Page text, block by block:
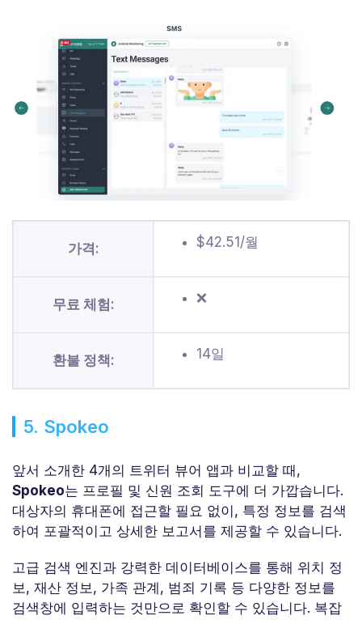
가격: $42.51/월
무료 체험: ❌
환불 정책: 14일
5. Spokeo
앞서 소개한 4개의 트위터 뷰어 앱과 비교할 때,
Spokeo는 프로필 및 신원 조회 도구에 더 가깝습니다.
대상자의 휴대폰에 접근할 필요 없이, 특정 정보를 검색
하여 포괄적이고 상세한 보고서를 제공할 수 있습니다.
고급 검색 엔진과 강력한 데이터베이스를 통해 위치 정
보, 재산 정보, 가족 관계, 범죄 기록 등 다양한 정보를
검색창에 입력하는 것만으로 확인할 수 있습니다. 복잡